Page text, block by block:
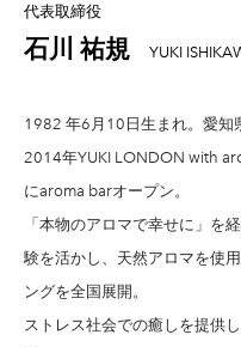
代表取締役
石川 祐規 YUKI
1982 年6月10日生まれ。愛知
2014年YUKI LONDON with
にaroma barオープン。
「本物のアロマで幸せに」を
験を活かし、天然アロマを使
ングを全国展開。
ストレス社会での癒しを提供